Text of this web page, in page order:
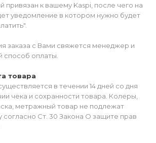
привязан к вашему Kaspi, после чего на
уведомление в котором нужно будет
заказа с Вами свяжется менеджер и
способ оплаты.
товара
в течении 14 дней со дня
чека и сохранности товара. Колеры,
метражный товар не подлежат
согласно Ст. 30 Закона О защите прав